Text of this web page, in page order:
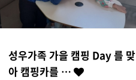
성우가족 가을 캠핑 Day 를 맞
아 캠핑카를 …